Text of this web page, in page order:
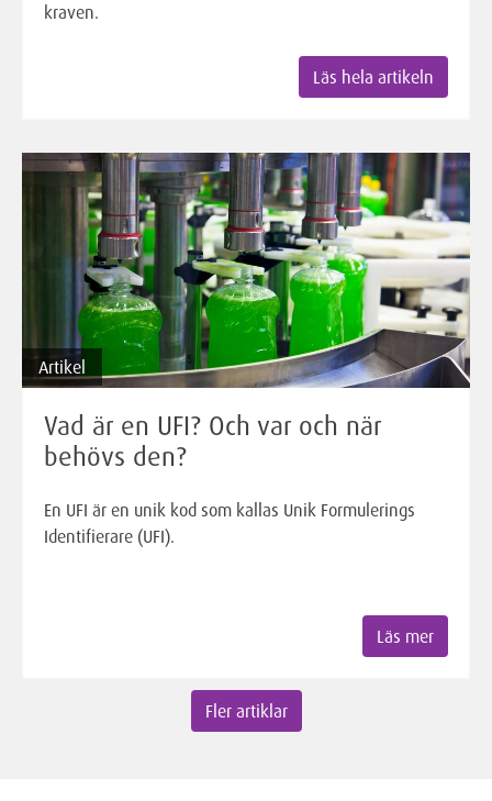
kraven.
Läs hela artikeln
Artikel
Vad är en UFI? Och var och när
behövs den?
En UFI är en unik kod som kallas Unik Formulerings
Identifierare (UFI).
Läs mer
Fler artiklar